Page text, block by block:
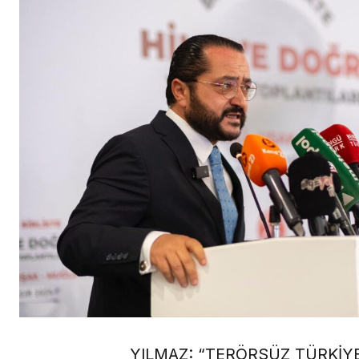
YILMAZ: “TERÖRSÜZ